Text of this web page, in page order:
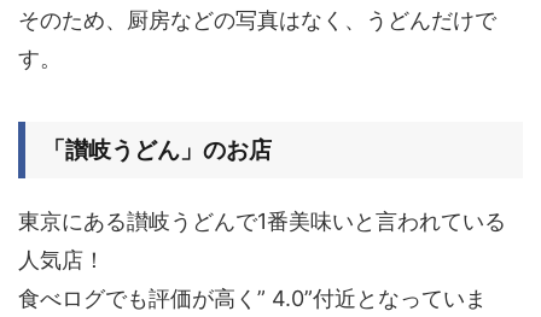
そのため、厨房などの写真はなく、うどんだけで
す。
「讃岐うどん」のお店
東京にある讃岐うどんで1番美味いと言われている
人気店！
食べログでも評価が高く” 4.0”付近となっていま